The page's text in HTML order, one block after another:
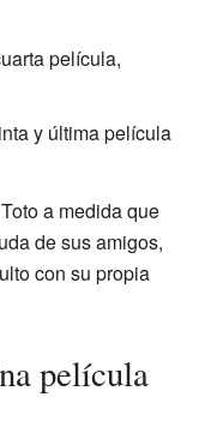
película,
y última película
a medida que
de sus amigos,
con su propia
película